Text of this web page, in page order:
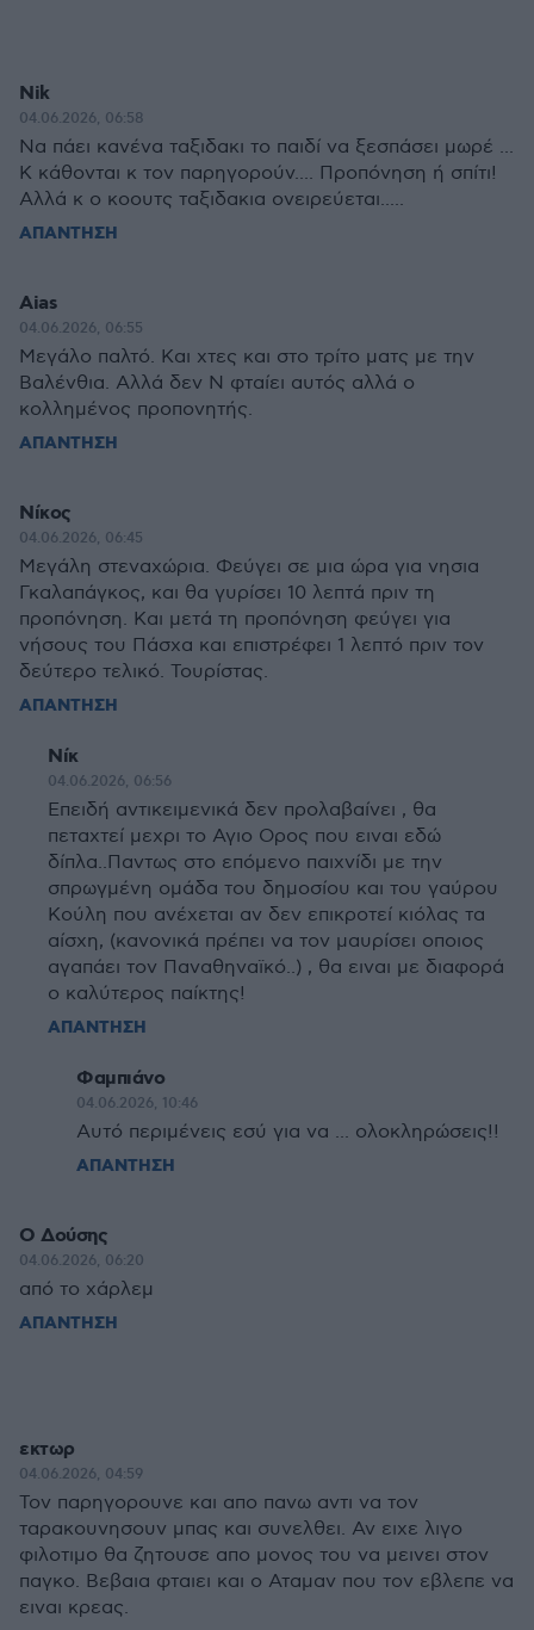
Nik
04.06.2026, 06:58
Να πάει κανένα ταξιδακι το παιδί να ξεσπάσει μωρέ ...
Κ κάθονται κ τον παρηγορούν.... Προπόνηση ή σπίτι!
Αλλά κ ο κοουτς ταξιδακια ονειρεύεται.....
ΑΠΑΝΤΗΣΗ
Aias
04.06.2026, 06:55
Μεγάλο παλτό. Και χτες και στο τρίτο ματς με την
Βαλένθια. Αλλά δεν Ν φταίει αυτός αλλά ο
κολλημένος προπονητής.
ΑΠΑΝΤΗΣΗ
Νίκος
04.06.2026, 06:45
Μεγάλη στεναχώρια. Φεύγει σε μια ώρα για νησια
Γκαλαπάγκος, και θα γυρίσει 10 λεπτά πριν τη
προπόνηση. Και μετά τη προπόνηση φεύγει για
νήσους του Πάσχα και επιστρέφει 1 λεπτό πριν τον
δεύτερο τελικό. Τουρίστας.
ΑΠΑΝΤΗΣΗ
Νίκ
04.06.2026, 06:56
Επειδή αντικειμενικά δεν προλαβαίνει , θα
πεταχτεί μεχρι το Αγιο Ορος που ειναι εδώ
δίπλα..Παντως στο επόμενο παιχνίδι με την
σπρωγμένη ομάδα του δημοσίου και του γαύρου
Κούλη που ανέχεται αν δεν επικροτεί κιόλας τα
αίσχη, (κανονικά πρέπει να τον μαυρίσει οποιος
αγαπάει τον Παναθηναϊκό..) , θα ειναι με διαφορά
ο καλύτερος παίκτης!
ΑΠΑΝΤΗΣΗ
Φαμπιάνο
04.06.2026, 10:46
Αυτό περιμένεις εσύ για να ... ολοκληρώσεις!!
ΑΠΑΝΤΗΣΗ
Ο Δούσης
04.06.2026, 06:20
από το χάρλεμ
ΑΠΑΝΤΗΣΗ
εκτωρ
04.06.2026, 04:59
Τον παρηγορουνε και απο πανω αντι να τον
ταρακουνησουν μπας και συνελθει. Αν ειχε λιγο
φιλοτιμο θα ζητουσε απο μονος του να μεινει στον
παγκο. Βεβαια φταιει και ο Αταμαν που τον εβλεπε να
ειναι κρεας.